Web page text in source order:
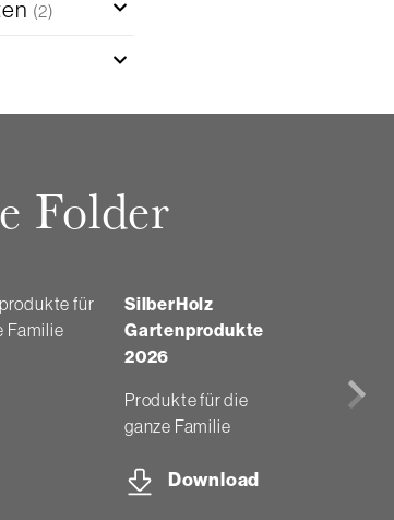
(2)
Folder
SilberHolz
Gartenprodukte
2026
Produkte für die
ganze Familie
Download